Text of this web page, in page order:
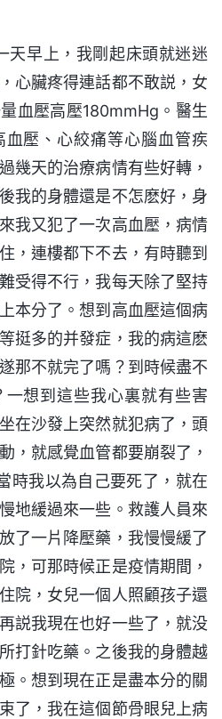
天早上，我剛起床頭就迷迷
心臟疼得連話都不敢説，女
血壓高壓180mmHg。醫生
壓、心絞痛等心腦血管疾
幾天的治療病情有些好轉，
我的身體還是不怎麽好，身
我又犯了一次高血壓，病情
，連樓都下不去，有時聽到
受得不行，我每天除了堅持
本分了。想到高血壓這個病
挺多的并發症，我的病這麽
那不就完了嗎？到時候盡不
一想到這些我心裏就有些害
在沙發上突然就犯病了，頭
，就感覺血管都要崩裂了，
時我以為自己要死了，就在
地緩過來一些。救護人員來
了一片降壓藥，我慢慢緩了
，可那時候正是疫情期間，
院，女兒一個人照顧孩子還
説我現在也好一些了，就没
打針吃藥。之後我的身體越
。想到現在正是盡本分的關
了，我在這個節骨眼兒上病